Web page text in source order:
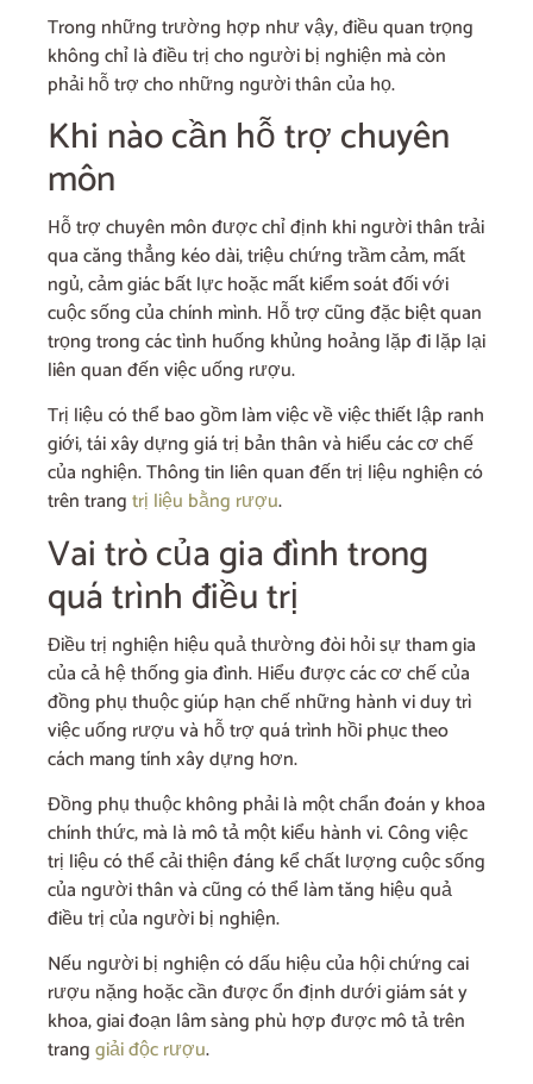
Trong những trường hợp như vậy, điều quan trọng
không chỉ là điều trị cho người bị nghiện mà còn
phải hỗ trợ cho những người thân của họ.
Khi nào cần hỗ trợ chuyên
môn
Hỗ trợ chuyên môn được chỉ định khi người thân trải
qua căng thẳng kéo dài, triệu chứng trầm cảm, mất
ngủ, cảm giác bất lực hoặc mất kiểm soát đối với
cuộc sống của chính mình. Hỗ trợ cũng đặc biệt quan
trọng trong các tình huống khủng hoảng lặp đi lặp lại
liên quan đến việc uống rượu.
Trị liệu có thể bao gồm làm việc về việc thiết lập ranh
giới, tái xây dựng giá trị bản thân và hiểu các cơ chế
của nghiện. Thông tin liên quan đến trị liệu nghiện có
trên trangtrị liệu bằng rượu.
Vai trò của gia đình trong
quá trình điều trị
Điều trị nghiện hiệu quả thường đòi hỏi sự tham gia
của cả hệ thống gia đình. Hiểu được các cơ chế của
đồng phụ thuộc giúp hạn chế những hành vi duy trì
việc uống rượu và hỗ trợ quá trình hồi phục theo
cách mang tính xây dựng hơn.
Đồng phụ thuộc không phải là một chẩn đoán y khoa
chính thức, mà là mô tả một kiểu hành vi. Công việc
trị liệu có thể cải thiện đáng kể chất lượng cuộc sống
của người thân và cũng có thể làm tăng hiệu quả
điều trị của người bị nghiện.
Nếu người bị nghiện có dấu hiệu của hội chứng cai
rượu nặng hoặc cần được ổn định dưới giám sát y
khoa, giai đoạn lâm sàng phù hợp được mô tả trên
tranggiải độc rượu.